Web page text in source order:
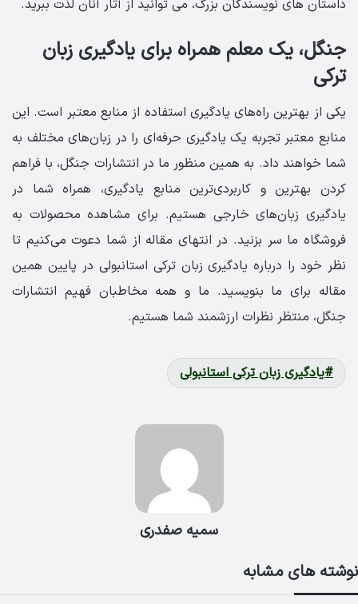
داستان های نویسندگان بزرگ، می توانید از آثار آنان لذت ببرید.
جنگل، یک معلم همراه برای یادگیری زبان
ترکی
یکی از بهترین راه‌های یادگیری استفاده از منابع معتبر است. این
منابع معتبر تجربه یک یادگیری حرفه‌ای را در زبان‌های مختلف به
شما خواهند داد. به همین منظور ما در انتشارات جنگل، با فراهم
کردن بهترین و کاربردی‌ترین منابع یادگیری، همراه شما در
یادگیری زبان‌های خارجی هستیم. برای مشاهده محصولات به
فروشگاه ما سر بزنید. در انتهای مقاله از شما دعوت می‌کنیم تا
نظر خود را درباره یادگیری زبان ترکی استانبولی در پایین همین
مقاله برای ما بنویسید. ما و همه مخاطبان فهیم انتشارات
جنگل، منتظر نظرات ارزشمند شما هستیم.
یادگیری زبان ترکی استانبولی
سمیه صفدری
نوشته های مشابه